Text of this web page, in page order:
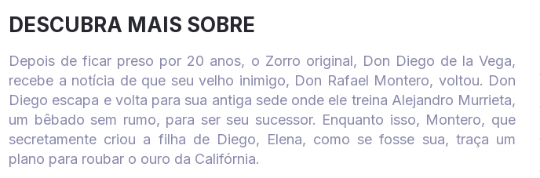
DESCUBRA MAIS SOBRE
Depois de ficar preso por 20 anos, o Zorro original, Don Diego de la Vega,
recebe a notícia de que seu velho inimigo, Don Rafael Montero, voltou. Don
Diego escapa e volta para sua antiga sede onde ele treina Alejandro Murrieta,
um bêbado sem rumo, para ser seu sucessor. Enquanto isso, Montero, que
secretamente criou a filha de Diego, Elena, como se fosse sua, traça um
plano para roubar o ouro da Califórnia.